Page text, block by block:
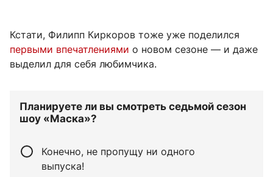
Кстати, Филипп Киркоров тоже уже поделился
первыми впечатлениями о новом сезоне — и даже
выделил для себя любимчика.
Планируете ли вы смотреть седьмой сезон
шоу «Маска»?
Конечно, не пропущу ни одного
выпуска!